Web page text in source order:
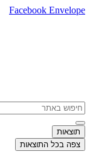
דלג
Facebook Envelope
Search
...
תוצאות
צפה בכל התוצאות